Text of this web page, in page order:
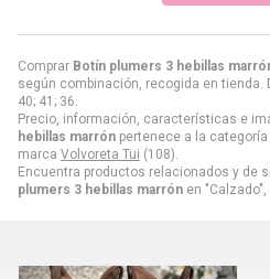
Comprar Botín plumers 3 hebillas
según combinación, recogida en tienda.
40; 41; 36.
Precio, información, características e
hebillas marrón pertenece a la categoría
marca Volvoreta Tui (108).
Encuentra productos relacionados y de
plumers 3 hebillas marrón en